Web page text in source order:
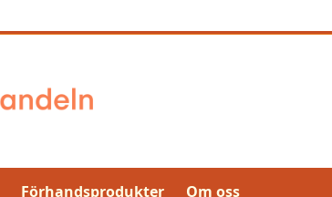
Förhandsprodukter Om oss